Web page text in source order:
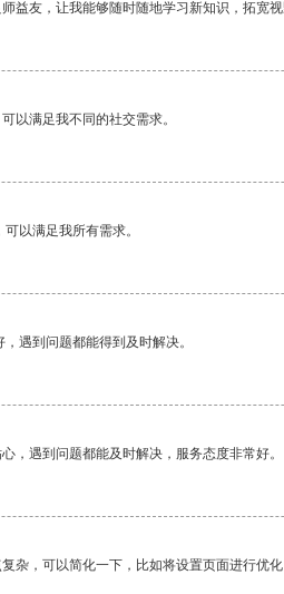
益友，让我能够随时随地学习新知识，拓宽
以满足我不同的社交需求。
以满足我所有需求。
遇到问题都能得到及时解决。
，遇到问题都能及时解决，服务态度非常好。
杂，可以简化一下，比如将设置页面进行优